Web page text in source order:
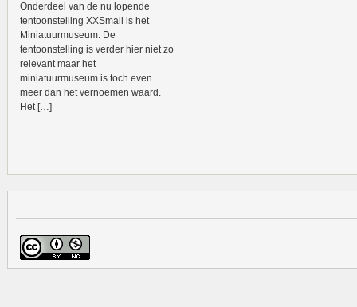
Onderdeel van de nu lopende
tentoonstelling XXSmall is het
Miniatuurmuseum. De
tentoonstelling is verder hier niet zo
relevant maar het
miniatuurmuseum is toch even
meer dan het vernoemen waard.
Het […]